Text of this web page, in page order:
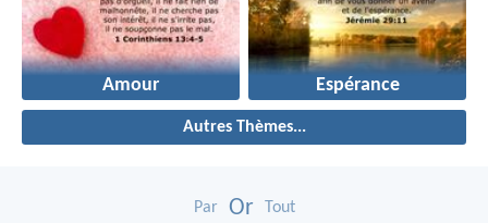
Amour Espérance
Autres Thèmes...
Par Or Tout